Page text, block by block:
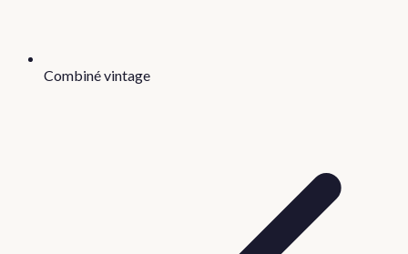
Combiné vintage